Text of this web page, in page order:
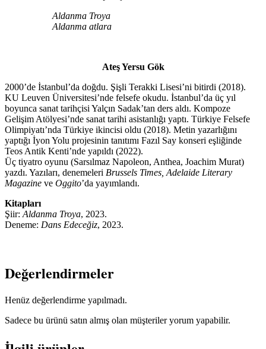
Aldanma Troya
Aldanma atlara
Ateş Yersu Gök
2000’de İstanbul’da doğdu. Şişli Terakki Lisesi’ni bitirdi (2018).
KU Leuven Üniversitesi’nde felsefe okudu. İstanbul’da üç yıl
boyunca sanat tarihçisi Yalçın Sadak’tan ders aldı. Kompoze
Gelişim Atölyesi’nde sanat tarihi asistanlığı yaptı. Türkiye Felsefe
Olimpiyatı’nda Türkiye ikincisi oldu (2018). Metin yazarlığını
yaptığı İyon Yolu projesinin tanıtımı Fazıl Say konseri eşliğinde
Teos Antik Kenti’nde yapıldı (2022).
Üç tiyatro oyunu (Sarsılmaz Napoleon, Anthea, Joachim Murat)
yazdı. Yazıları, denemeleri Brussels Times, Adelaide Literary
Magazine ve Oggito’da yayımlandı.
Kitapları
Şiir: Aldanma Troya, 2023.
Deneme: Dans Edeceğiz, 2023.
Değerlendirmeler
Henüz değerlendirme yapılmadı.
Sadece bu ürünü satın almış olan müşteriler yorum yapabilir.